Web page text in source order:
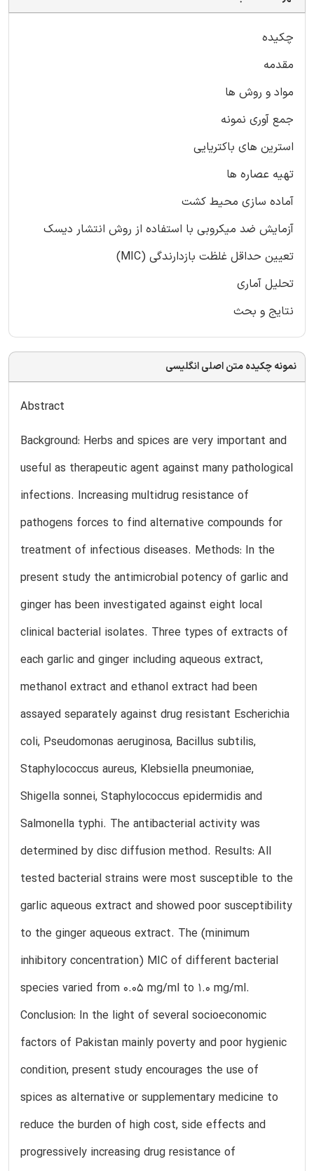
چکیده
مقدمه
مواد و روش ها
جمع آوری نمونه
استرین های باکتریایی
تهیه عصاره ها
آماده سازی محیط کشت
آزمایش ضد میکروبی با استفاده از روش انتشار دیسک
تعیین حداقل غلظت بازدارندگی (MIC)
تحلیل آماری
نتایج و بحث
نمونه چکیده متن اصلی انگلیسی
Abstract
Background: Herbs and spices are very important and
useful as therapeutic agent against many pathological
infections. Increasing multidrug resistance of
pathogens forces to find alternative compounds for
treatment of infectious diseases. Methods: In the
present study the antimicrobial potency of garlic and
ginger has been investigated against eight local
clinical bacterial isolates. Three types of extracts of
each garlic and ginger including aqueous extract,
methanol extract and ethanol extract had been
assayed separately against drug resistant Escherichia
coli, Pseudomonas aeruginosa, Bacillus subtilis,
Staphylococcus aureus, Klebsiella pneumoniae,
Shigella sonnei, Staphylococcus epidermidis and
Salmonella typhi. The antibacterial activity was
determined by disc diffusion method. Results: All
tested bacterial strains were most susceptible to the
garlic aqueous extract and showed poor susceptibility
to the ginger aqueous extract. The (minimum
inhibitory concentration) MIC of different bacterial
species varied from 0.05 mg/ml to 1.0 mg/ml.
Conclusion: In the light of several socioeconomic
factors of Pakistan mainly poverty and poor hygienic
condition, present study encourages the use of
spices as alternative or supplementary medicine to
reduce the burden of high cost, side effects and
progressively increasing drug resistance of